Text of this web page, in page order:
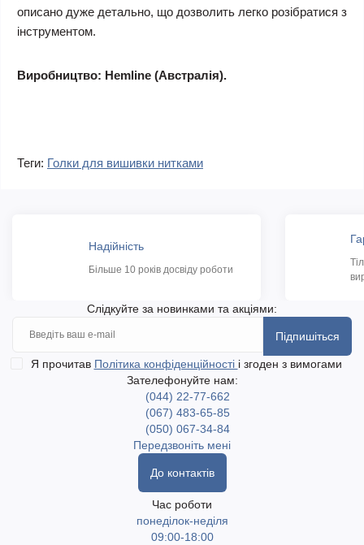
описано дуже детально, що дозволить легко розібратися з
інструментом.
Виробництво: Hemline (Австралія).
Теги: Голки для вишивки нитками
Надійність
Більше 10 років досвіду роботи
Слідкуйте за новинками та акціями:
Підпишіться
Я прочитав Політика конфіденційності і згоден з вимогами
Зателефонуйте нам:
(044) 22-77-662
(067) 483-65-85
(050) 067-34-84
Передзвоніть мені
До контактів
Час роботи
понеділок-неділя
09:00-18:00